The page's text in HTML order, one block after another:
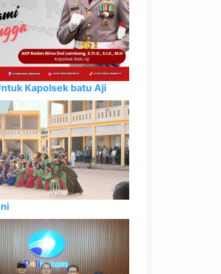
Kapolsek batu Aji